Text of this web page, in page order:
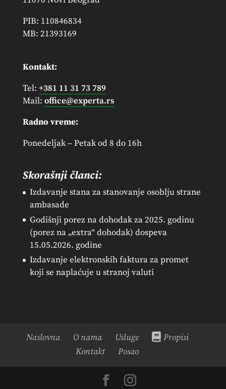
PIB: 110846834
MB: 21393169
Kontakt:
Tel: +381 11 31 73 789
Mail: office@experta.rs
Radno vreme:
Ponedeljak – Petak od 8 do 16h
Skorašnji članci:
Izdavanje stana za stanovanje osoblju strane
ambasade
Godišnji porez na dohodak za 2025. godinu
(porez na „extra“ dohodak) dospeva
15.05.2026. godine
Izdavanje elektronskih faktura za promet
koji se naplaćuje u stranoj valuti
Naslovna O nama Usluge
Propisi
Kontakt
Posao